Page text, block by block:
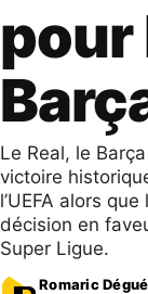
pour
Le Real, le
victoire
l’UEFA alors
décision en
Super Ligue.
Romaric